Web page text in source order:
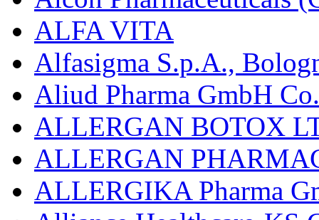
ALFA VITA
Alfasigma S.p.A.,
Aliud Pharma GmbH
ALLERGAN BOTOX
ALLERGAN
ALLERGIKA Pharma